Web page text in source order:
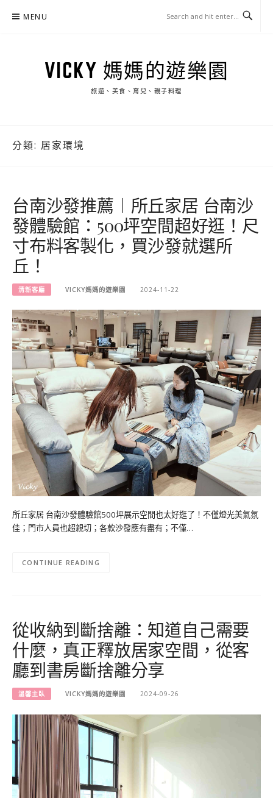
MENU
VICKY 媽媽的遊樂園
旅遊、美食、育兒、親子料理
分類: 居家環境
台南沙發推薦︱所丘家居 台南沙
發體驗館：500坪空間超好逛！尺
寸布料客製化，買沙發就選所
丘！
清新客廳 VICKY媽媽的遊樂園 2024-11-22
所丘家居 台南沙發體驗館500坪展示空間也太好逛了！不僅燈光美氣氛
佳；門市人員也超親切；各款沙發應有盡有；不僅…
CONTINUE READING
從收納到斷捨離：知道自己需要
什麼，真正釋放居家空間，從客
廳到書房斷捨離分享
溫馨主臥 VICKY媽媽的遊樂園 2024-09-26